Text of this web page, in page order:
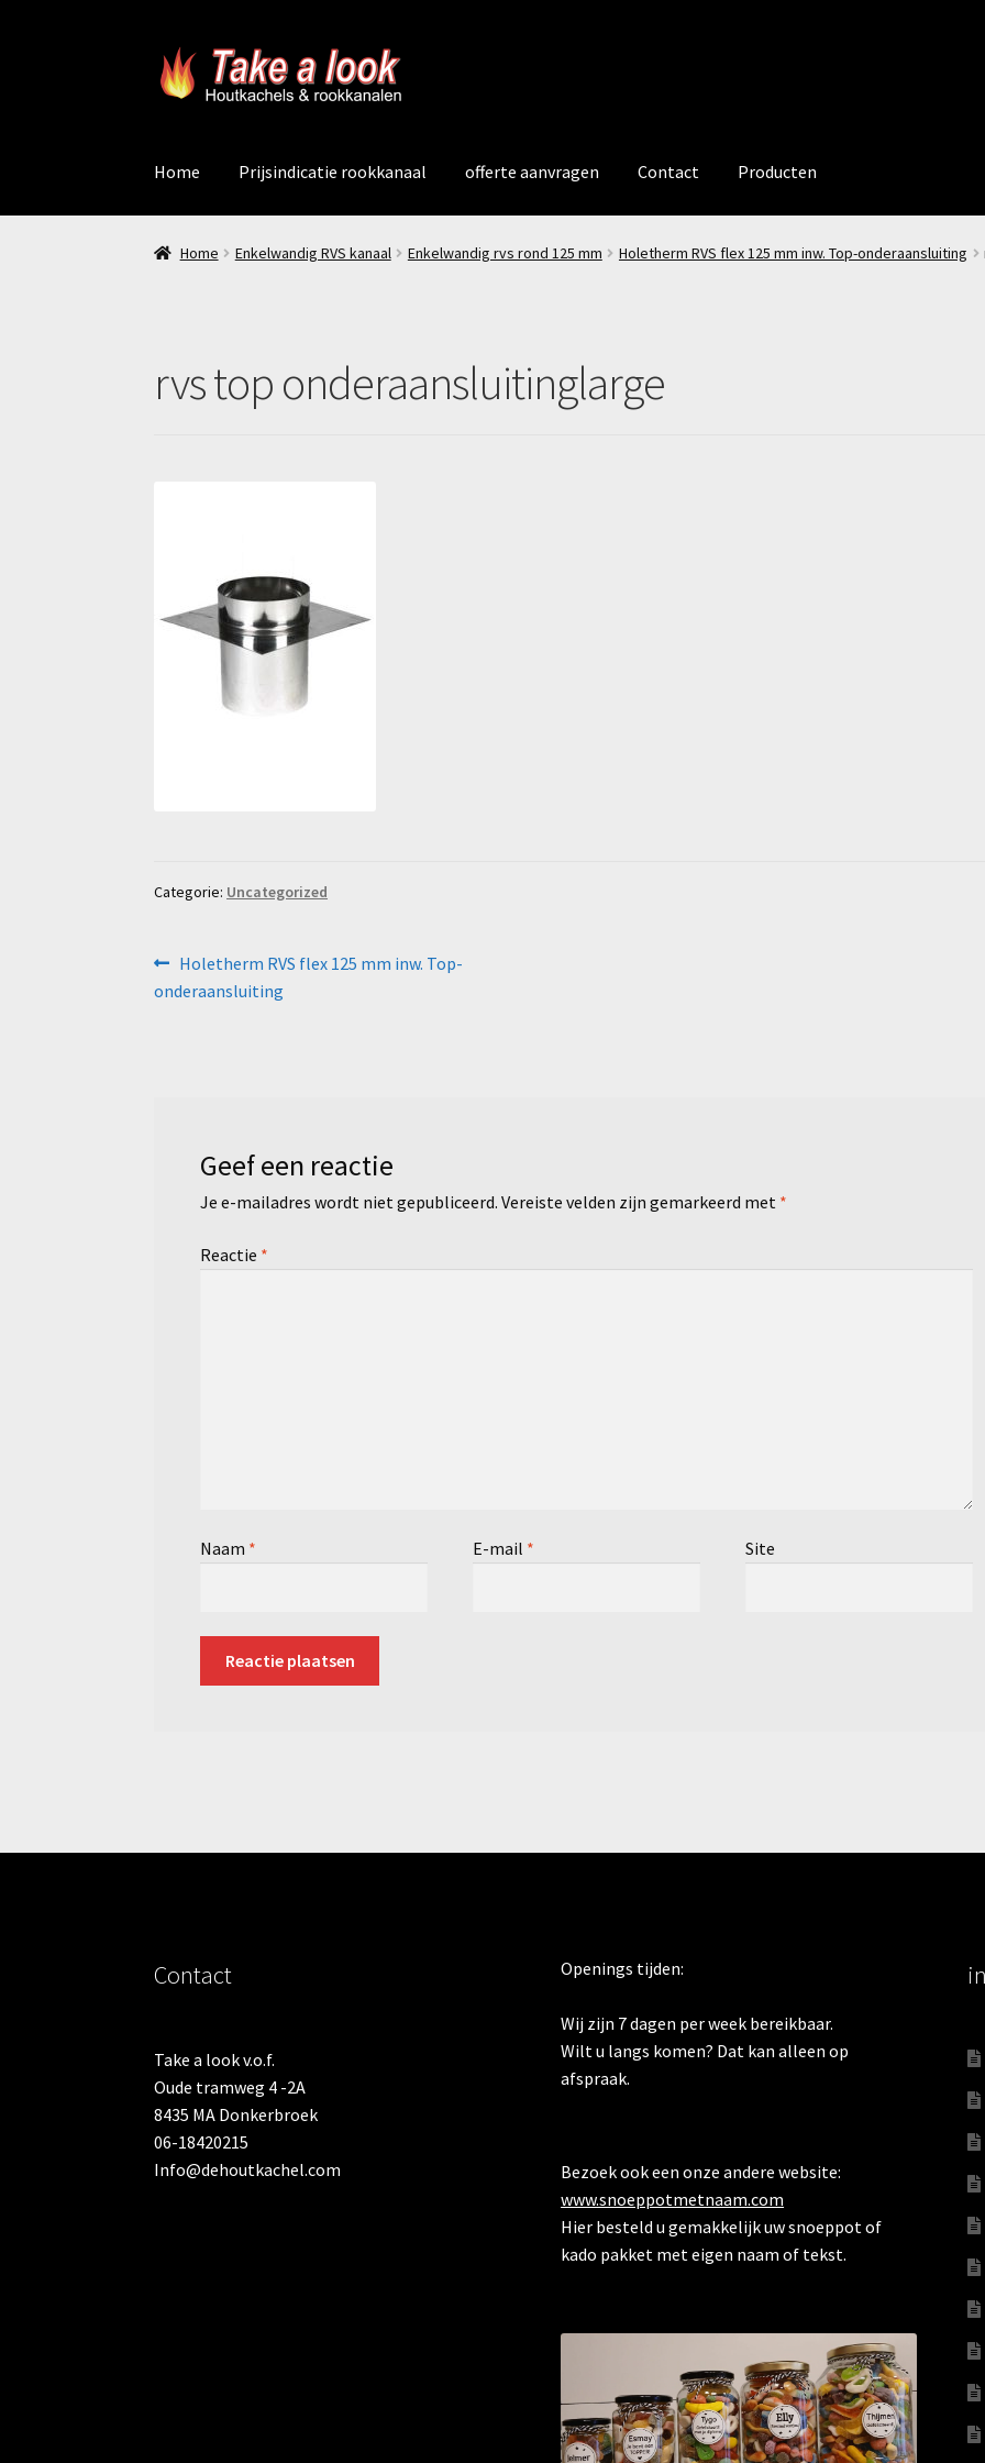
Ga
door
Ga
naar
Home Prijsindicatie rookkanaal offerte aanvragen Contact Producten
Home Enkelwandig RVS kanaal Enkelwandig rvs rond 125 mm Holetherm RVS flex 125 mm inw. Top-onderaansluiting
rvs top onderaansluitinglarge
Categorie: Uncategorized
Bericht
navigatie
Vorig
bericht:
Holetherm RVS flex 125 mm inw. Top-
onderaansluiting
Geef een reactie
Je e-mailadres wordt niet gepubliceerd. Vereiste velden zijn gemarkeerd met *
Reactie *
Naam * E-mail * Site
Contact
Take a look v.o.f.
Oude tramweg 4 -2A
8435 MA Donkerbroek
06-18420215
Info@dehoutkachel.com
Openings tijden:
Wij zijn 7 dagen per week bereikbaar.
Wilt u langs komen? Dat kan alleen op
afspraak.
Bezoek ook een onze andere website:
www.snoeppotmetnaam.com
Hier besteld u gemakkelijk uw snoeppot of
kado pakket met eigen naam of tekst.